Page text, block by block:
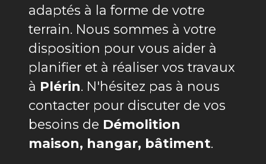
adaptés à la forme de votre
terrain. Nous sommes à votre
disposition pour vous aider à
planifier et à réaliser vos travaux
à Plérin. N'hésitez pas à nous
contacter pour discuter de vos
besoins de Démolition
maison, hangar, bâtiment.